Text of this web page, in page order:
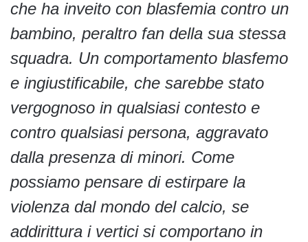
che ha inveito con blasfemia contro un
bambino, peraltro fan della sua stessa
squadra. Un comportamento blasfemo
e ingiustificabile, che sarebbe stato
vergognoso in qualsiasi contesto e
contro qualsiasi persona, aggravato
dalla presenza di minori. Come
possiamo pensare di estirpare la
violenza dal mondo del calcio, se
addirittura i vertici si comportano in